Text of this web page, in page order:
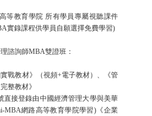
等教育學院 所有學員專屬視聽課件
實錄課程供學員自願選擇免費學習)
諮詢師MBA雙證班：
戰教材》（視頻+電子教材）、《管
整教材》
直接登錄由中國經濟管理大學與美華
MBA網路高等教育學院學習)《企業